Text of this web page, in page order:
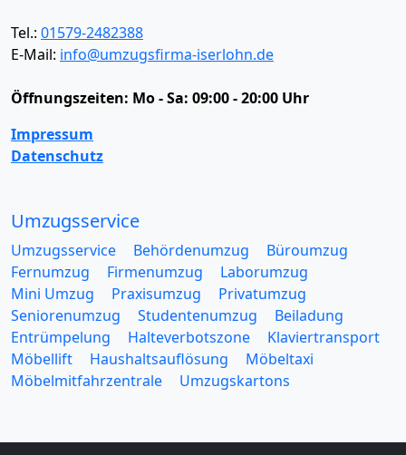
Tel.: 01579-2482388
E-Mail: info@umzugsfirma-iserlohn.de
Öffnungszeiten: Mo - Sa: 09:00 - 20:00 Uhr
Impressum
Datenschutz
Umzugsservice
Umzugsservice Behördenumzug
Büroumzug
Fernumzug
Firmenumzug
Laborumzug
Mini Umzug
Praxisumzug
Privatumzug
Seniorenumzug
Studentenumzug
Beiladung
Entrümpelung
Halteverbotszone
Klaviertransport
Möbellift
Haushaltsauflösung
Möbeltaxi
Möbelmitfahrzentrale
Umzugskartons